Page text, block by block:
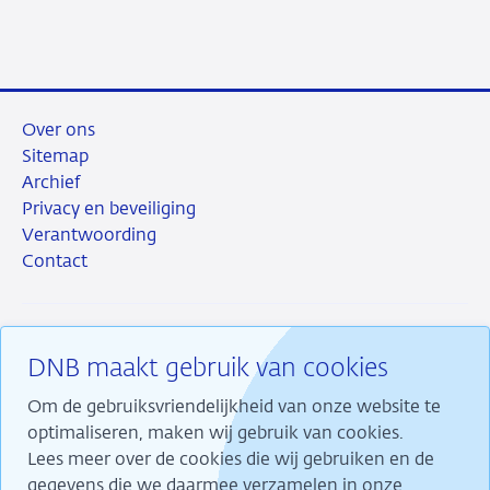
DNB maakt gebruik van cookies
Om de gebruiksvriendelijkheid van onze website te
optimaliseren, maken wij gebruik van cookies.
Lees meer over de cookies die wij gebruiken en de
Over ons
Sitemap
Archief
Privacy en beveiliging
Verantwoording
Contact
RSS InstagramLinkedin
X